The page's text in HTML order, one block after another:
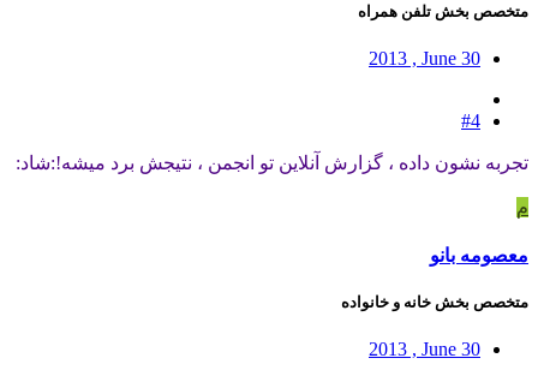
متخصص بخش تلفن همراه
2013 , June 30
#4
تجربه نشون داده ، گزارش آنلاین تو انجمن ، نتیجش برد میشه!:شاد:
م
معصومه بانو
متخصص بخش خانه و خانواده
2013 , June 30